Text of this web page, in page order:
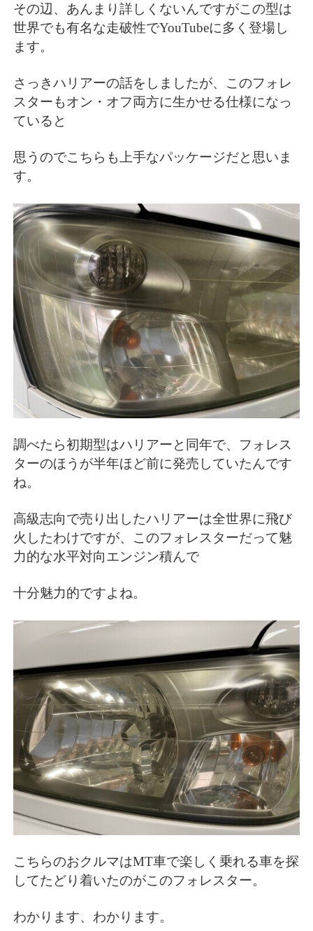
その辺、あんまり詳しくないんですがこの型は
世界でも有名な走破性でYouTubeに多く登場し
ます。
さっきハリアーの話をしましたが、このフォレ
スターもオン・オフ両方に生かせる仕様になっ
ていると
思うのでこちらも上手なパッケージだと思いま
す。
調べたら初期型はハリアーと同年で、フォレス
ターのほうが半年ほど前に発売していたんです
ね。
高級志向で売り出したハリアーは全世界に飛び
火したわけですが、このフォレスターだって魅
力的な水平対向エンジン積んで
十分魅力的ですよね。
こちらのおクルマはMT車で楽しく乗れる車を探
してたどり着いたのがこのフォレスター。
わかります、わかります。